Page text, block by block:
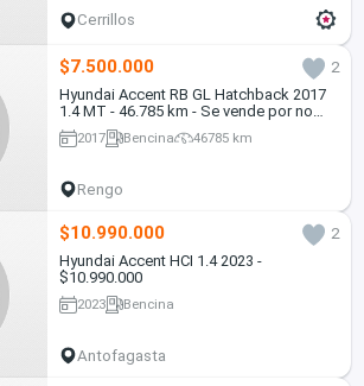
Cerrillos
$7.500.000
2
Hyundai Accent RB GL Hatchback 2017
1.4 MT - 46.785 km - Se vende por no
uso
2017 Bencina 46785 km
Rengo
$10.990.000
2
Hyundai Accent HCI 1.4 2023 -
$10.990.000
2023 Bencina
Antofagasta